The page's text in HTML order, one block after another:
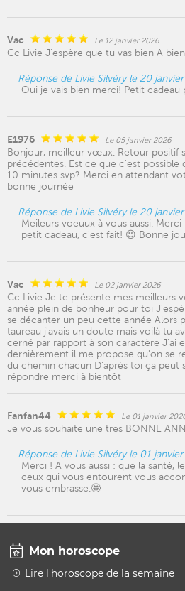
Vac Le 12 janvier 2026
Cc Livie J'espère que tu vas bien A
Réponse de Livie Silvéry le 20
Oui je vais bien merci! Petit cadeau
E1976 Le 05 janvier 2026
Bonjour, meilleur vœux. Retour positif
précédentes. Est ce que c'est
10 minutes svp? Merci en attendant
bonne journée
Réponse de Livie Silvéry le 20
Meileurs voeuux à vous aussi.
petit cadeau, c'est fait! 😉 Bonne
Vac Le 02 janvier 2026
Cc Livie Je te présente mes meilleurs
année plein de bonheur pour toi
se décanter un peu cette année Alors
taureau j'avais un doute mais voilà tu
cerné par rapport à son caractère J'ai
dernièrement il me propose qu'on se
du chemin chacun D'après toi ça peut
répondre merci à bientôt
Fanfan44 Le 01 janvier
Je vous souhaite une tres BONNE
Réponse de Livie Silvéry le 01
Merci ! A vous aussi : que la santé,
ceux qui vous entourent vous
vous embrasse.🤩
Mon horoscope
Lire l'horoscope de la semaine